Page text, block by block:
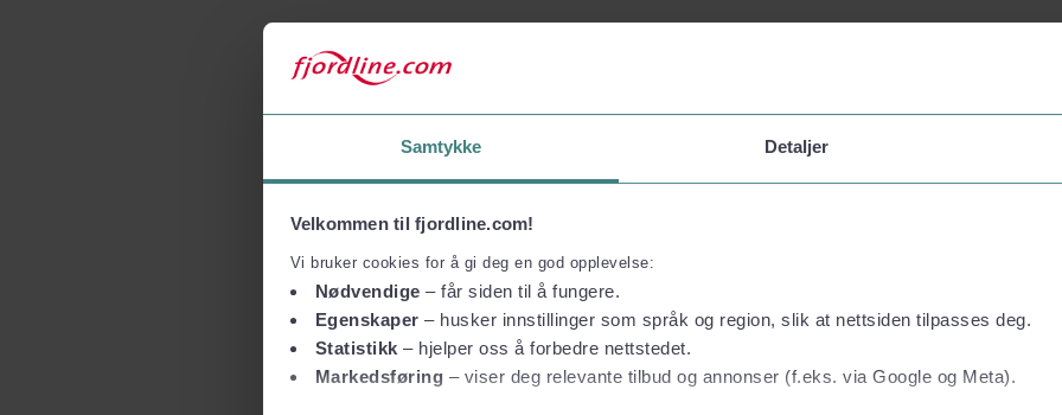
Samtykke Detaljer
Velkommen til fjordline.com!
Vi bruker cookies for å gi deg en god opplevelse:
Nødvendige – får siden til å fungere.
Egenskaper – husker innstillinger som språk og region, slik at nettsiden tilpasses deg.
Statistikk – hjelper oss å forbedre nettstedet.
Markedsføring – viser deg relevante tilbud og annonser (f.eks. via Google og Meta).